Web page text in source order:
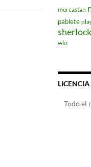
mercastan
pablete
wkr
LICENCIA
Todo el